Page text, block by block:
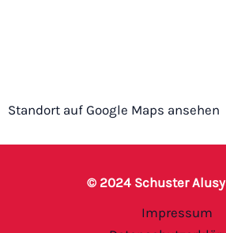
Standort auf Google Maps ansehen
© 2024 Schuster
Impressum